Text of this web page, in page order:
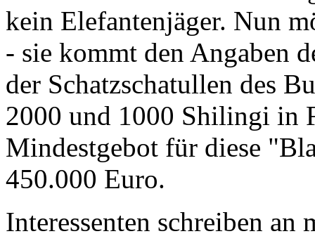
kein Elefantenjäger. Nun
- sie kommt den Angaben
der Schatzschatullen des
2000 und 1000 Shilingi in
Mindestgebot für diese
450.000 Euro.
Interessenten schreiben